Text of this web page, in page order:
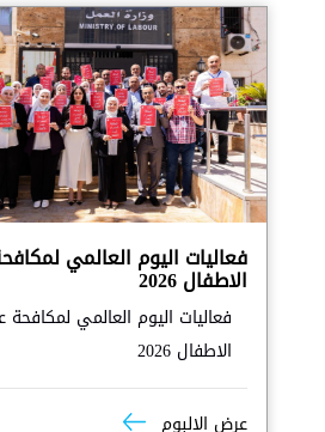
فعاليات اليوم العالمي
الاطفال 2026
فعاليات اليوم العالمي
الاطفال 2026
عرض الالبوم